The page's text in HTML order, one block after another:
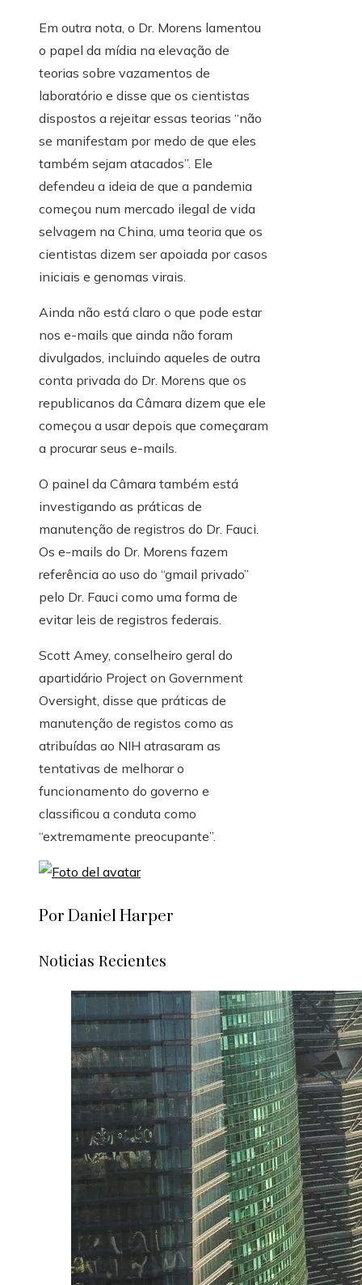
Em outra nota, o Dr. Morens lamentou
o papel da mídia na elevação de
teorias sobre vazamentos de
laboratório e disse que os cientistas
dispostos a rejeitar essas teorias “não
se manifestam por medo de que eles
também sejam atacados”. Ele
defendeu a ideia de que a pandemia
começou num mercado ilegal de vida
selvagem na China, uma teoria que os
cientistas dizem ser apoiada por casos
iniciais e genomas virais.
Ainda não está claro o que pode estar
nos e-mails que ainda não foram
divulgados, incluindo aqueles de outra
conta privada do Dr. Morens que os
republicanos da Câmara dizem que ele
começou a usar depois que começaram
a procurar seus e-mails.
O painel da Câmara também está
investigando as práticas de
manutenção de registros do Dr. Fauci.
Os e-mails do Dr. Morens fazem
referência ao uso do “gmail privado”
pelo Dr. Fauci como uma forma de
evitar leis de registros federais.
Scott Amey, conselheiro geral do
apartidário Project on Government
Oversight, disse que práticas de
manutenção de registos como as
atribuídas ao NIH atrasaram as
tentativas de melhorar o
funcionamento do governo e
classificou a conduta como
“extremamente preocupante”.
Por Daniel Harper
Noticias Recientes